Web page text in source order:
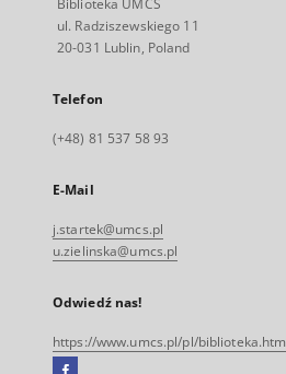
Biblioteka UMCS
ul. Radziszewskiego 11
20-031 Lublin, Poland
Telefon
(+48) 81 537 58 93
E-Mail
j.startek@umcs.pl
u.zielinska@umcs.pl
Odwiedź nas!
https://www.umcs.pl/pl/biblioteka.htm
Facebook